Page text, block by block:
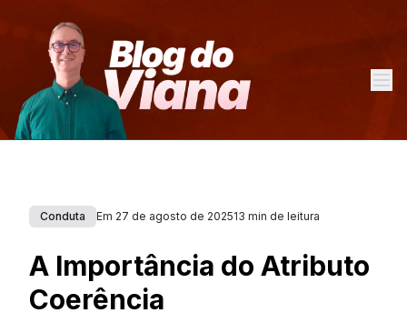
Conduta Em 27 de agosto de 202513 min de leitura
A Importância do Atributo
Coerência